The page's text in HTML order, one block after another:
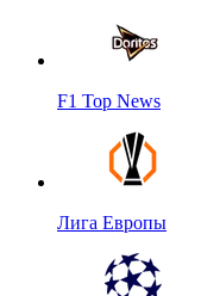
F1 Top News
Лига Европы